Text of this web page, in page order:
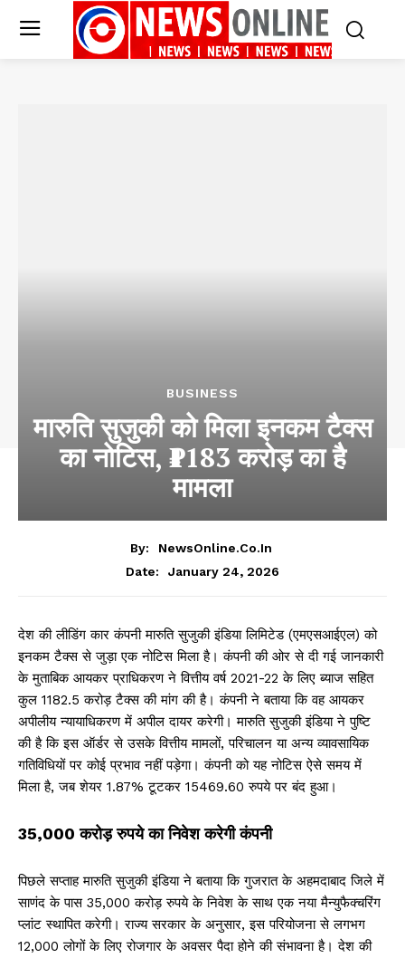
BUSINESS
मारुति सुजुकी को मिला इनकम टैक्स
का नोटिस, ₹1183 करोड़ का है
मामला
By:
NewsOnline.co.in
Date:
January 24, 2026
देश की लीडिंग कार कंपनी मारुति सुजुकी इंडिया लिमिटेड (एमएसआईएल) को
इनकम टैक्स से जुड़ा एक नोटिस मिला है। कंपनी की ओर से दी गई जानकारी
के मुताबिक आयकर प्राधिकरण ने वित्तीय वर्ष 2021-22 के लिए ब्याज सहित
कुल ₹1182.5 करोड़ टैक्स की मांग की है। कंपनी ने बताया कि वह आयकर
अपीलीय न्यायाधिकरण में अपील दायर करेगी। मारुति सुजुकी इंडिया ने पुष्टि
की है कि इस ऑर्डर से उसके वित्तीय मामलों, परिचालन या अन्य व्यावसायिक
गतिविधियों पर कोई प्रभाव नहीं पड़ेगा। कंपनी को यह नोटिस ऐसे समय में
मिला है, जब शेयर 1.87% टूटकर 15469.60 रुपये पर बंद हुआ।
35,000 करोड़ रुपये का निवेश करेगी कंपनी
पिछले सप्ताह मारुति सुजुकी इंडिया ने बताया कि गुजरात के अहमदाबाद जिले में
साणंद के पास 35,000 करोड़ रुपये के निवेश के साथ एक नया मैन्युफैक्चरिंग
प्लांट स्थापित करेगी। राज्य सरकार के अनुसार, इस परियोजना से लगभग
12,000 लोगों के लिए रोजगार के अवसर पैदा होने की संभावना है। देश की